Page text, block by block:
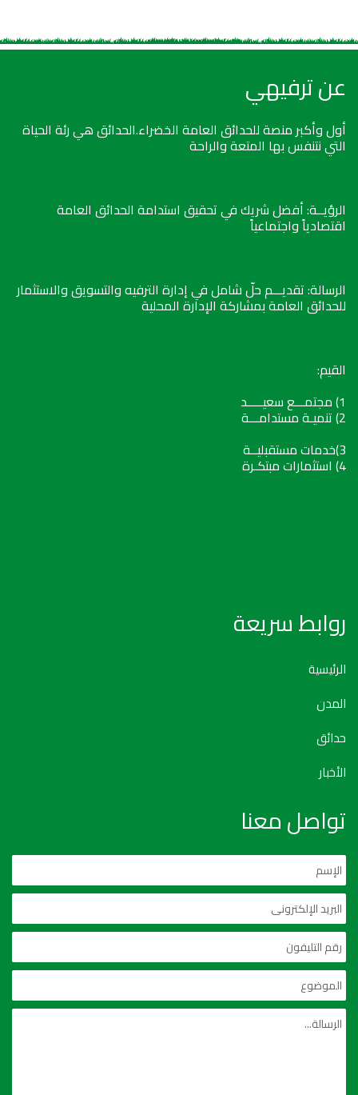
عن ترفيهي
أول وأكبر منصة للحدائق العامة الخضراء.الحدائق هي رئة الحياة
التي نتنفس بها المتعة والراحة
الرؤيــة: أفضل شريك في تحقيق استدامة الحدائق العامة
اقتصادياً واجتماعياً
الرسالة: تقديـــم حلّ شامل في إدارة الترفيه والتسويق والاستثمار
للحدائق العامة بمشاركة الإدارة المحلية
القيم:
1) مجتمـــع سعيـــــد
2) تنميـة مستدامـــة
3)خدمات مستقبليــة
4) استثمارات مبتكـرة
روابط سريعة
الرئيسية
المدن
حدائق
الأخبار
تواصل معنا